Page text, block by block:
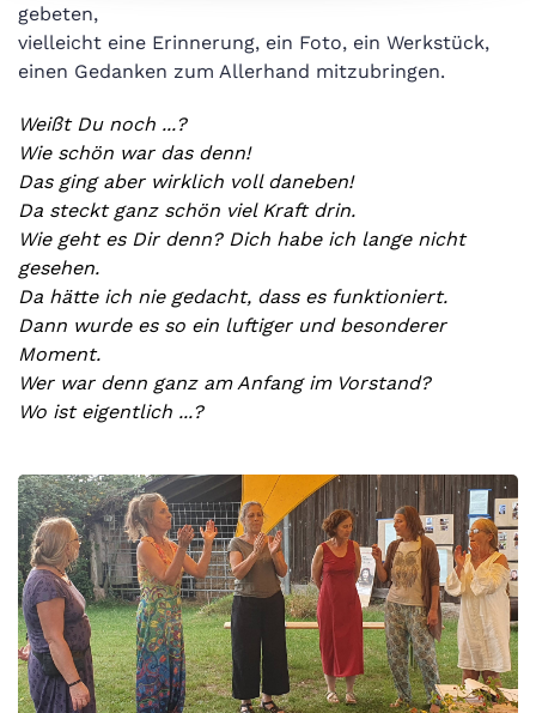
gebeten,
vielleicht eine Erinnerung, ein Foto, ein Werkstück,
einen Gedanken zum Allerhand mitzubringen.
Weißt Du noch ...?
Wie schön war das denn!
Das ging aber wirklich voll daneben!
Da steckt ganz schön viel Kraft drin.
Wie geht es Dir denn? Dich habe ich lange nicht
gesehen.
Da hätte ich nie gedacht, dass es funktioniert.
Dann wurde es so ein luftiger und besonderer
Moment.
Wer war denn ganz am Anfang im Vorstand?
Wo ist eigentlich ...?